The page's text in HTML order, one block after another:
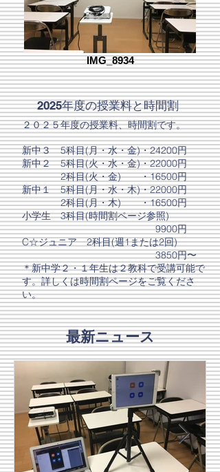
IMG_8934
​2025年度の授業料と時間割
２０２５年度の授業料、時間割です。
新中３ 5科目(月・水・金)・24200円
新中２ 5科目(火・水・金)・22000円
2科目(火・金) ・16500円
新中１ 5科目(月・水・木)・22000円
2科目(月・木) ・16500円
小学生 3科目(時間割ページ参照)
9900円
C☆ジュニア 2科目(週1​​または2回)
3850円〜
＊新中学２・１年生は２教科で受講可能で
す。詳しくは時間割ページをご覧くださ
い。
最新ニュース